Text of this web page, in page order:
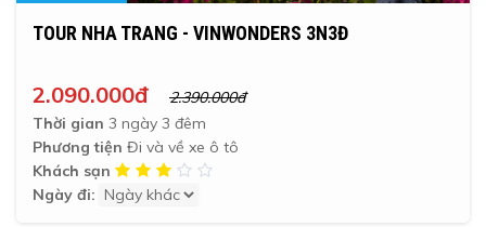
TOUR NHA TRANG - VINWONDERS 3N3Đ
2.090.000đ
2.390.000đ
Thời gian 3 ngày 3 đêm
Phương tiện Đi và về xe ô tô
Khách sạn
Ngày đi: